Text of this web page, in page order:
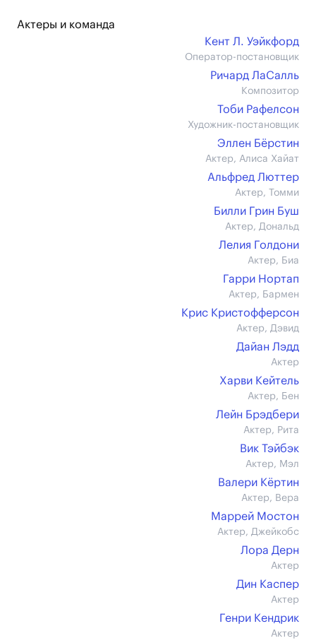
Актеры и команда
Кент Л. Уэйкфорд
Оператор-постановщик
Ричард ЛаСалль
Композитор
Тоби Рафелсон
Художник-постановщик
Эллен Бёрстин
Актер, Алиса Хайат
Альфред Люттер
Актер, Томми
Билли Грин Буш
Актер, Дональд
Лелия Голдони
Актер, Биа
Гарри Нортап
Актер, Бармен
Крис Кристофферсон
Актер, Дэвид
Дайан Лэдд
Актер
Харви Кейтель
Актер, Бен
Лейн Брэдбери
Актер, Рита
Вик Тэйбэк
Актер, Мэл
Валери Кёртин
Актер, Вера
Маррей Мостон
Актер, Джейкобс
Лора Дерн
Актер
Дин Каспер
Актер
Генри Кендрик
Актер